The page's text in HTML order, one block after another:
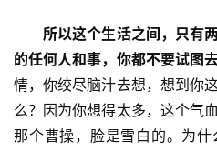
所以这个生活之间，只有
的任何人和事，你都不要试图
情，你绞尽脑汁去想，想到你
么？因为你想得太多，这个气
那个曹操，脸是雪白的。为